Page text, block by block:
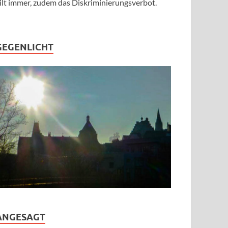
immer, zudem das Diskriminierungsverbot.